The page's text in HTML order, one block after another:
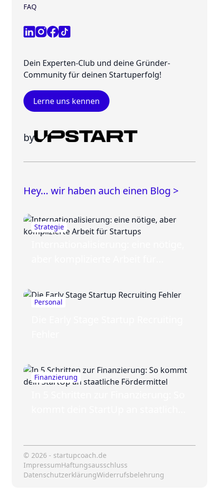
FAQ
Dein Experten-Club und deine Gründer-
Community für deinen Startuperfolg!
Lerne uns kennen
by
Hey… wir haben auch einen Blog >
Strategie
Personal
Finanzierung
© 2026 - startupcoach.de
ImpressumHaftungsausschluss
DatenschutzerklärungWiderrufsbelehrung